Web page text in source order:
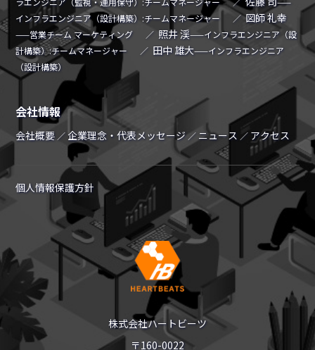
インフラエンジニア（設計構築）:チームマネージャー
／図師 礼幸
——営業チーム マーケティング ／ 照井 渓——インフラエンジニア（設
計構築）:チームマネージャー
／ 田中 雄大——インフラエンジニア
（設計構築）
会社情報
会社概要 ／企業理念・代表メッセージ／ ニュース ／ アクセス
個人情報保護方針
株式会社ハートビーツ
〒160-0022